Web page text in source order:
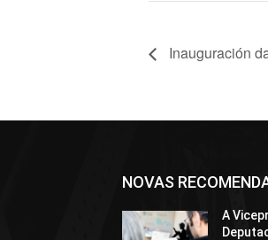
Inauguración
NOVAS
A